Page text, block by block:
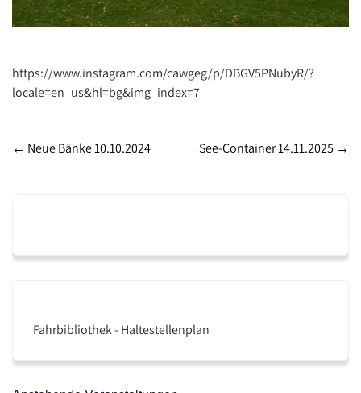
https://www.instagram.com/cawgeg/p/DBGV5PNubyR/?
locale=en_us&hl=bg&img_index=7
Post
← Neue Bänke 10.10.2024 See-Container 14.11.2025 →
Fahrbibliothek - Haltestellenplan